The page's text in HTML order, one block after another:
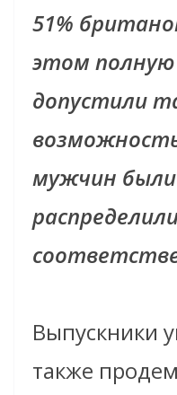
51%
этом полную
допустили
мужчин были
Выпускники
также